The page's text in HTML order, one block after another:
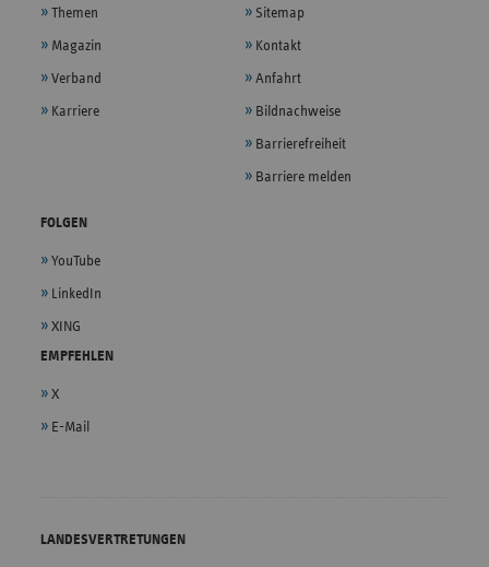
Themen
Magazin
Verband
Karriere
Sitemap
Kontakt
Anfahrt
Bildnachweise
Barrierefreiheit
Barriere melden
FOLGEN
YouTube
LinkedIn
XING
EMPFEHLEN
X
E-Mail
LANDESVERTRETUNGEN